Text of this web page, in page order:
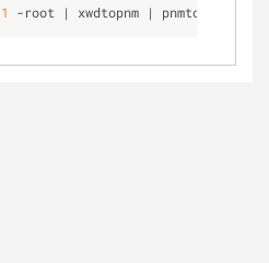
1 -root | xwdtopnm | pnmtopng >